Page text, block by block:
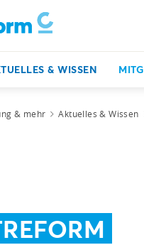
& WISSEN
& mehr Aktuelles & Wissen